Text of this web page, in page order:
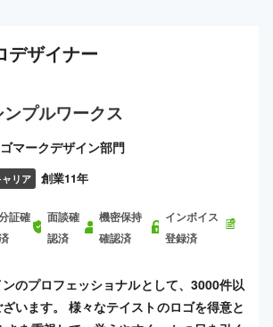
デザイナー
ンプルワークス
マークデザイン部門
ャリア 創業11年
証確
面談確
認済
機密保持
確認済
インボイス
登録済
のプロフェッショナルとして、3000件以
ざいます。 様々なテイストのロゴを得意と